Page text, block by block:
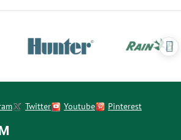
Twitter Youtube Pinterest